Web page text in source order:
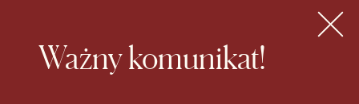
Ważny komunikat! MENU